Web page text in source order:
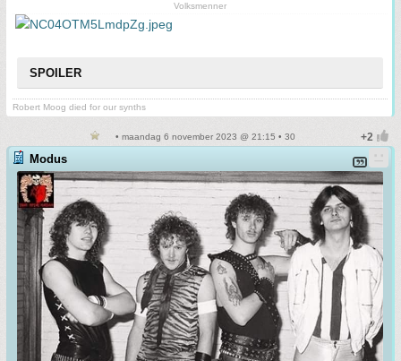
Volksmenner
SPOILER
Robert Moog died for our synths
• maandag 6 november 2023 @ 21:15 • 30
Modus